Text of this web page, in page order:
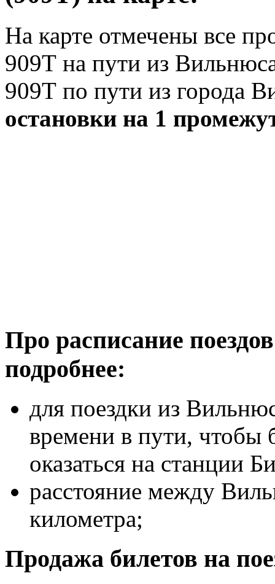
На карте отмечены все
909Т на пути из
909Т по пути из города
остановки на 1
Про расписание
подробнее:
для поездки из
времени в пути, чтобы
оказаться на станции
расстояние между
километра;
Продажа билетов на